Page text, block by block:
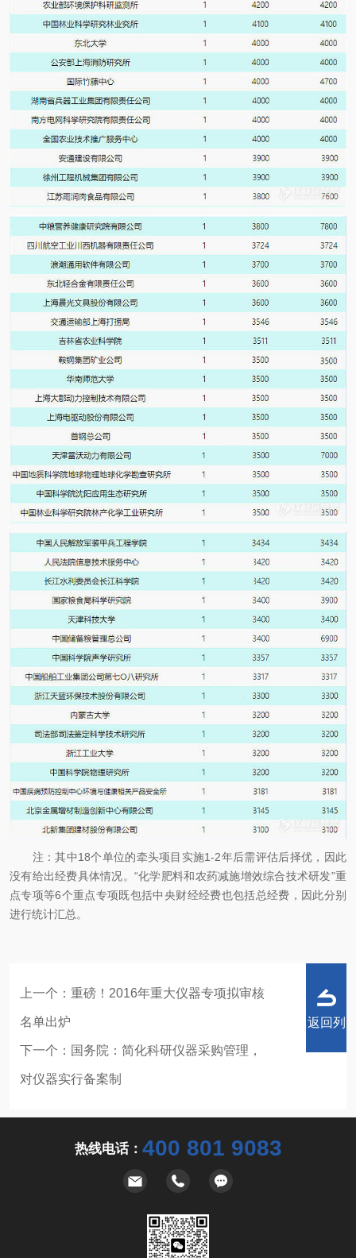
注：其中18个单位的牵头项目实施1-2年后需评估后择优，因此
没有给出经费具体情况。“化学肥料和农药减施增效综合技术研发”重
点专项等6个重点专项既包括中央财经经费也包括总经费，因此分别
进行统计汇总。
上一个： 重磅！2016年重大仪器专项拟审核
名单出炉
下一个： 国务院：简化科研仪器采购管理，
对仪器实行备案制
返回列
热线电话： 400 801 9083